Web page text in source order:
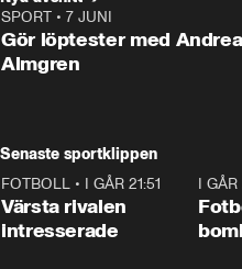
SPORT • 7 JUNI
Gör löptester med
Almgren
Senaste sportklippen
FOTBOLL • I GÅR 21:51
Värsta rivalen
intresserade
I